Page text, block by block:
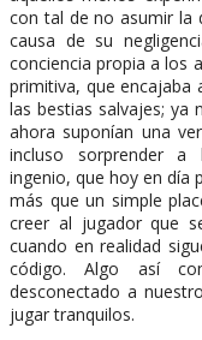
con tal de no asumir la
causa de su
conciencia propia a los
primitiva, que
las bestias salvajes; ya
ahora suponían una
incluso sorprender a
ingenio, que hoy en día
más que un simple
creer al jugador que
cuando en realidad
código. Algo así
desconectado a
jugar tranquilos.